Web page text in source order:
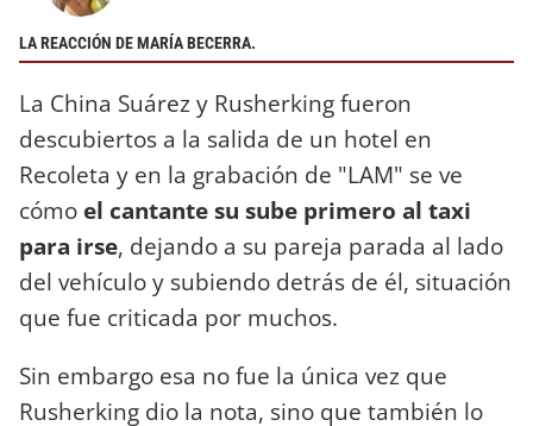
LA REACCIÓN DE MARÍA BECERRA.
La China Suárez y Rusherking fueron
descubiertos a la salida de un hotel en
Recoleta y en la grabación de "LAM" se ve
cómo el cantante su sube primero al taxi
para irse, dejando a su pareja parada al lado
del vehículo y subiendo detrás de él, situación
que fue criticada por muchos.
Sin embargo esa no fue la única vez que
Rusherking dio la nota, sino que también lo